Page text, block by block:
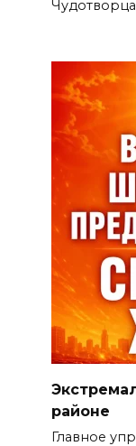
районе
Главное